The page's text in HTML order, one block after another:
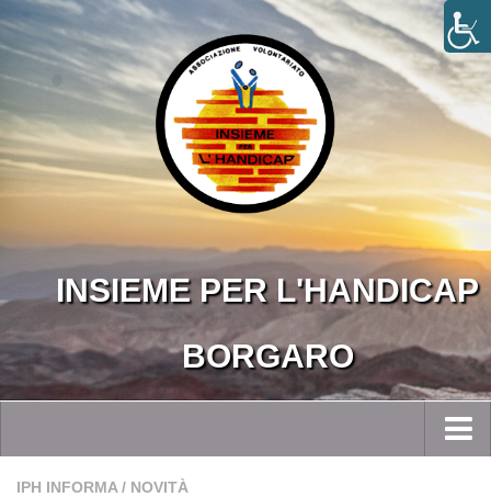
INSIEME PER L'HANDICAP
BORGARO
IPH INFORMA / NOVITÀ